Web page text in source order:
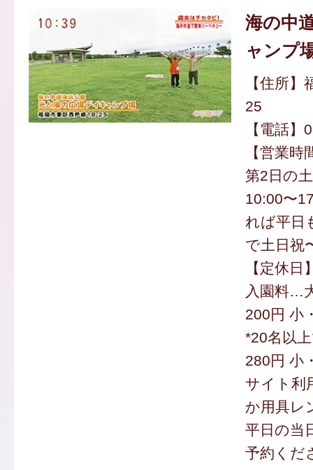
海の中
ャンプ
【住所
25
【電話
【営業
第2日の
10:00〜
れば平日
で土日祝
【定休日
入園料…
200円 小
*20名以
280円 小
サイト利
か用具レ
平日の当
予約くだ